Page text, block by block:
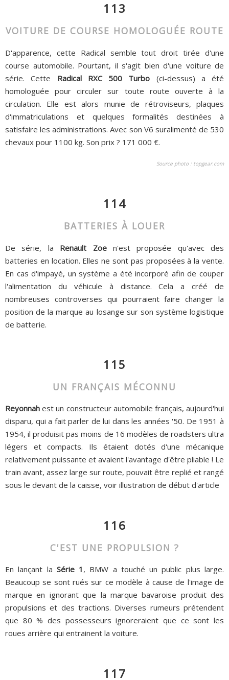
113
VOITURE DE COURSE HOMOLOGUÉE ROUTE
D'apparence, cette Radical semble tout droit tirée d'une
course automobile. Pourtant, il s'agit bien d'une voiture de
série. Cette Radical RXC 500 Turbo (ci-dessus) a été
homologuée pour circuler sur toute route ouverte à la
circulation. Elle est alors munie de rétroviseurs, plaques
d'immatriculations et quelques formalités destinées à
satisfaire les administrations. Avec son V6 suralimenté de 530
chevaux pour 1100 kg. Son prix ? 171 000 €.
Source photo : topgear.com
114
BATTERIES À LOUER
De série, la Renault Zoen'est proposée qu'avec des
batteries en location. Elles ne sont pas proposées à la vente.
En cas d'impayé, un système a été incorporé afin de couper
l'alimentation du véhicule à distance. Cela a créé de
nombreuses controverses qui pourraient faire changer la
position de la marque au losange sur son système logistique
de batterie.
115
UN FRANÇAIS MÉCONNU
Reyonnah est un constructeur automobile français, aujourd'hui
disparu, qui a fait parler de lui dans les années '50. De 1951 à
1954, il produisit pas moins de 16 modèles de roadsters ultra
légers et compacts. Ils étaient dotés d'une mécanique
relativement puissante et avaient l'avantage d'être pliable ! Le
train avant, assez large sur route, pouvait être replié et rangé
sous le devant de la caisse, voir illustration de début d'article
116
C'EST UNE PROPULSION ?
En lançant la Série 1 , BMW a touché un public plus large.
Beaucoup se sont rués sur ce modèle à cause de l'image de
marque en ignorant que la marque bavaroise produit des
propulsions et des tractions. Diverses rumeurs prétendent
que 80 % des possesseurs ignoreraient que ce sont les
roues arrière qui entrainent la voiture.
117